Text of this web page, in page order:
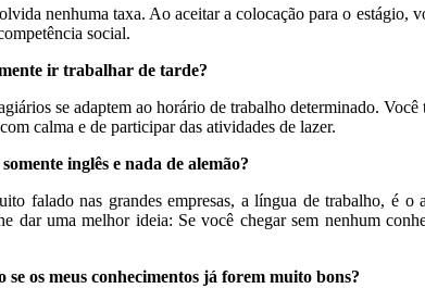
nenhuma taxa. Ao aceitar a colocação para o estágio,
social.
ir trabalhar de tarde?
se adaptem ao horário de trabalho determinado.
calma e de participar das atividades de lazer.
inglês e nada de alemão?
falado nas grandes empresas, a língua de trabalho, é
dar uma melhor ideia: Se você chegar sem nenhum
os meus conhecimentos já forem muito bons?